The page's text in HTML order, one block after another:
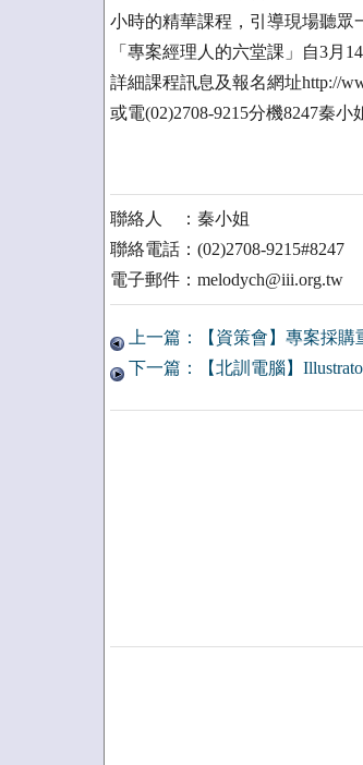
小時的精華課程，引導現場聽眾
「專案經理人的六堂課」自3月
詳細課程訊息及報名網址http://
或電(02)2708-9215分機8247秦小
聯絡人 ：秦小姐
聯絡電話：(02)2708-9215#8247
電子郵件：melodych@iii.org.tw
上一篇：【資策會】專案採購
下一篇：【北訓電腦】